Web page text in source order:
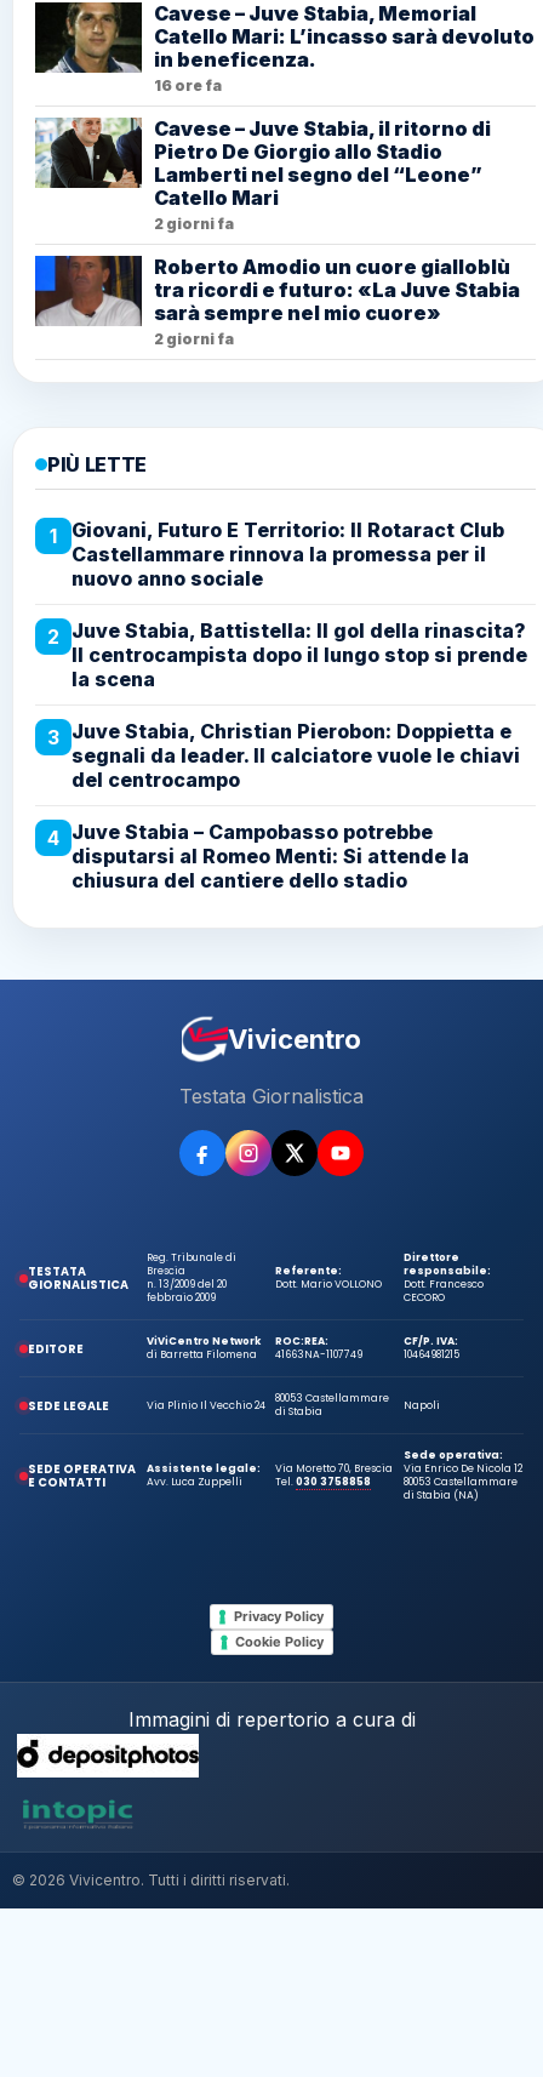
Cavese – Juve Stabia, Memorial
Catello Mari: L’incasso sarà devoluto
in beneficenza.
16 ore fa
Cavese – Juve Stabia, il ritorno di
Pietro De Giorgio allo Stadio
Lamberti nel segno del “Leone”
Catello Mari
2 giorni fa
Roberto Amodio un cuore gialloblù
tra ricordi e futuro: «La Juve Stabia
sarà sempre nel mio cuore»
2 giorni fa
PIÙ LETTE
1
Giovani, Futuro E Territorio: Il Rotaract Club
Castellammare rinnova la promessa per il
nuovo anno sociale
2 Juve Stabia, Battistella: Il gol della rinascita?
Il centrocampista dopo il lungo stop si prende
la scena
3 Juve Stabia, Christian Pierobon: Doppietta e
segnali da leader. Il calciatore vuole le chiavi
del centrocampo
4 Juve Stabia – Campobasso potrebbe
disputarsi al Romeo Menti: Si attende la
chiusura del cantiere dello stadio
Vivicentro
Testata Giornalistica
TESTATA
GIORNALISTICA
Reg. Tribunale di
Brescia
n. 13/2009 del 20
febbraio 2009
Referente:
Dott. Mario VOLLONO
Direttore
responsabile:
Dott. Francesco
CECORO
EDITORE
ViViCentro Network
di Barretta Filomena
ROC:
41663
REA:
NA-1107749
CF/P. IVA:
10464981215
SEDE LEGALE Via Plinio Il Vecchio 24
80053 Castellammare
di Stabia
Napoli
SEDE OPERATIVA
E CONTATTI
Assistente legale:
Avv. Luca Zuppelli
Via Moretto 70, Brescia
Tel.030 3758858
Sede operativa:
Via Enrico De Nicola 12
80053 Castellammare
di Stabia (NA)
Privacy Policy
Cookie Policy
Immagini di repertorio a cura di
© 2026 Vivicentro. Tutti i diritti riservati.